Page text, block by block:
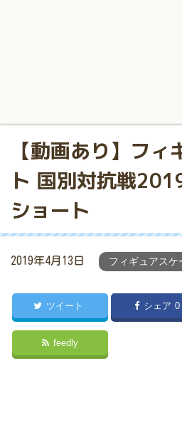
【動画あり】フィ
ト 国別対抗戦
ショート
2019年4月13日 フィギュアスケ
ツイート シェア 0
feedly